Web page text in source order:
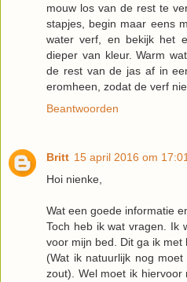
mouw los van de rest te
stapjes, begin maar eens
water verf, en bekijk het
dieper van kleur. Warm
de rest van de jas af in
eromheen, zodat de verf
Beantwoorden
Britt 15 april 2016 om
Hoi nienke,
Wat een goede informatie
Toch heb ik wat vragen. Ik
voor mijn bed. Dit ga ik met
(Wat ik natuurlijk nog
zout). Wel moet ik